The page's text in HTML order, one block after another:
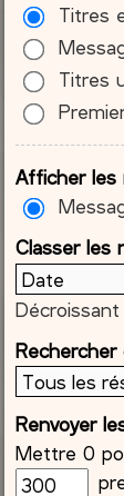
Titres
Titres
Afficher les
Classer les
Décroissant
Rechercher
Renvoyer
Mettre 0